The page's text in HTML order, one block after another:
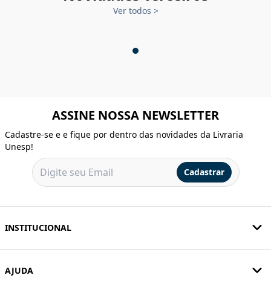
Ver todos >
ASSINE NOSSA NEWSLETTER
Cadastre-se e e fique por dentro das novidades da Livraria
Unesp!
Cadastrar
INSTITUCIONAL
AJUDA